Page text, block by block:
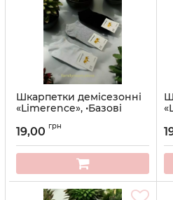
Шкарпетки демісезонні
«Limerence», •Базові
Артикул:
19,00 грн